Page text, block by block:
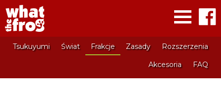
Tsukuyumi Świat Frakcje Zasady Rozszerzenia
Akcesoria FAQ